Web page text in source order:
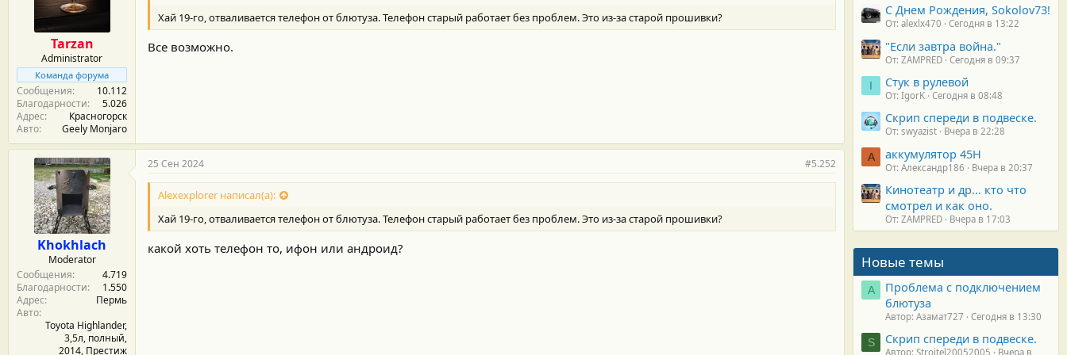
л
а
Tarzan
Administrator
Команда форума
Сообщения
10.112
Благодарности
5.026
Адрес
Красногорск
Авто
Geely Monjaro
Хай 19-го, отваливается телефон от блютуза. Телефон старый работает без проблем. Это из-за старой прошивки?
Все возможно.
Khokhlach
Moderator
Сообщения
4.719
Благодарности
1.550
Адрес
Пермь
Авто
Toyota Highlander,
3,5л, полный,
2014, Престиж
25 Сен 2024 #5.252
Alexexplorer написал(а):
Хай 19-го, отваливается телефон от блютуза. Телефон старый работает без проблем. Это из-за старой прошивки?
какой хоть телефон то, ифон или андроид?
С Днем Рождения, Sokolov73!
От: alexlx470 Сегодня в 13:22
"Если завтра война."
От: ZAMPRED Сегодня в 09:37
I Стук в рулевой
От: IgorK Сегодня в 08:48
Скрип спереди в подвеске.
От: swyazist Вчера в 22:28
А аккумулятор 45H
От: Александр186 Вчера в 20:37
Кинотеатр и др... кто что
смотрел и как оно.
От: ZAMPRED Вчера в 17:03
Новые темы
А
Проблема с подключением
блютуза
Автор: Азамат727 Сегодня в 13:30
S Скрип спереди в подвеске.
Автор: Stroitel20052005 Вчера в